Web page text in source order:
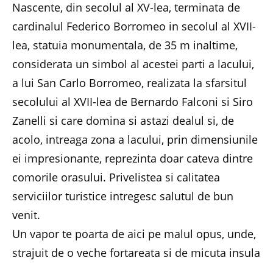
Nascente, din secolul al XV-lea, terminata de
cardinalul Federico Borromeo in secolul al XVII-
lea, statuia monumentala, de 35 m inaltime,
considerata un simbol al acestei parti a lacului,
a lui San Carlo Borromeo, realizata la sfarsitul
secolului al XVII-lea de Bernardo Falconi si Siro
Zanelli si care domina si astazi dealul si, de
acolo, intreaga zona a lacului, prin dimensiunile
ei impresionante, reprezinta doar cateva dintre
comorile orasului. Privelistea si calitatea
serviciilor turistice intregesc salutul de bun
venit.
Un vapor te poarta de aici pe malul opus, unde,
strajuit de o veche fortareata si de micuta insula